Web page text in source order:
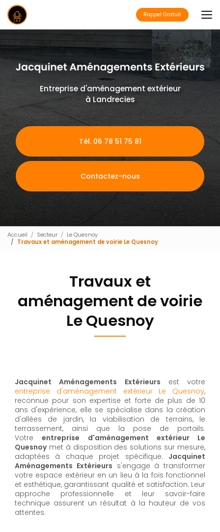
Aller
au
contenu
principal
Rappel Gratuit
Entreprise d'aménagement extérieur
à Landrecies
Tél. 06 78 51 75 81
Contactez-nous
Accueil Secteur
Le Quesnoy
Travaux et aménagement de voirie Le Quesnoy
Travaux et
aménagement de voirie
Le Quesnoy
Jacquinet Aménagements Extérieurs est votre
entreprise d'aménagement extérieur Le Quesnoy,
reconnue pour son expertise et forte de plus de 10
ans d'expérience, elle se spécialise dans la création
d'allées de jardin, la viabilisation de terrains, le
terrassement, ainsi que la pose de portails.
Votreentreprise d'aménagement extérieur Le
Quesnoymet à disposition des solutions sur mesure,
adaptées à chaque projet spécifique. Jacquinet
Aménagements Extérieurs s'engage à transformer
votre espace extérieur en un lieu à la fois fonctionnel
et esthétique, garantissant qualité et satisfaction. Leur
approche professionnelle et leur savoir-faire
technique assurent un résultat à la hauteur de vos
attentes.